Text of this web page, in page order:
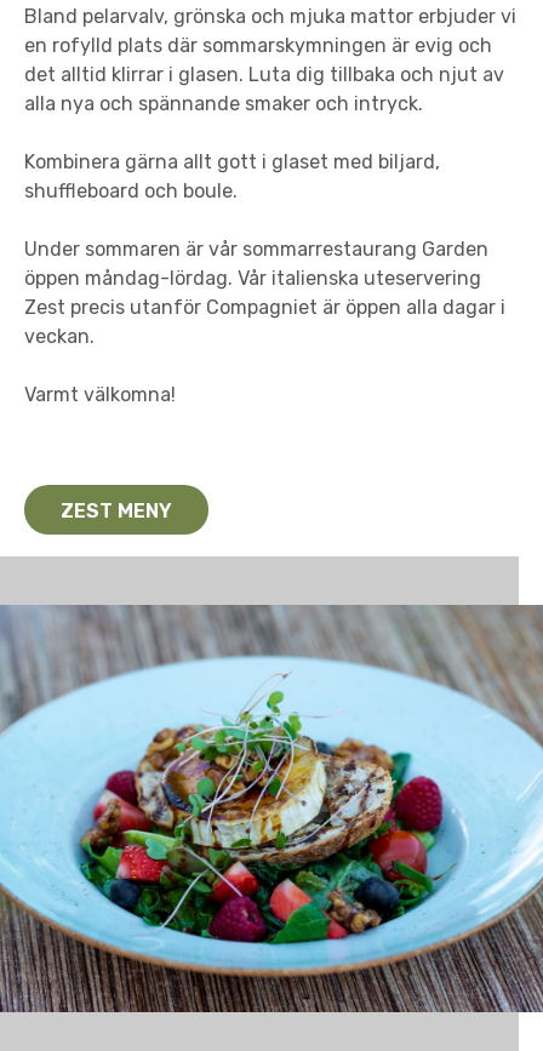
Bland pelarvalv, grönska och mjuka mattor erbjuder vi
en rofylld plats där sommar­skymningen är evig och
det alltid klirrar i glasen. Luta dig tillbaka och njut av
alla nya och spännande smaker och intryck.
Kombinera gärna allt gott i glaset med biljard,
shuffleboard och boule.
Under sommaren är vår sommarrestaurang Garden
öppen måndag-lördag. Vår italienska uteservering
Zest precis utanför Compagniet är öppen alla dagar i
veckan.
Varmt välkomna!
ZEST MENY